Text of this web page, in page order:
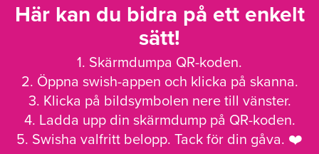
Här kan du bidra på ett enkelt
sätt!
1. Skärmdumpa QR-koden.
2. Öppna swish-appen och klicka på skanna.
3. Klicka på bildsymbolen nere till vänster.
4. Ladda upp din skärmdump på QR-koden.
5. Swisha valfritt belopp. Tack för din gåva. ❤️